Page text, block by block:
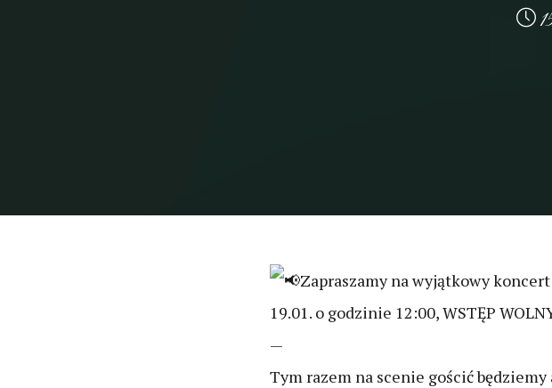
Zapraszamy na wyjątkowy
19.01. o godzinie 12:00, WSTĘP
—
Tym razem na scenie gościć